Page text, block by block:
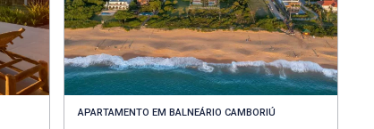
APARTAMENTO EM BALNEÁRIO CAMBORIÚ